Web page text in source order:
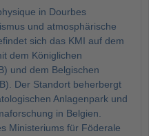
in Dourbes
und atmosphärische
sich das KMI auf dem
dem Königlichen
und dem Belgischen
Der Standort beherbergt
Anlagenpark und
in Belgien.
Ministeriums für Föderale